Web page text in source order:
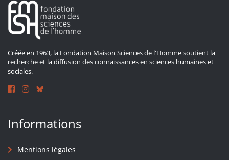
Créée en 1963, la Fondation Maison Sciences de l'Homme soutient la
recherche et la diffusion des connaissances en sciences humaines et
sociales.
Informations
Mentions légales